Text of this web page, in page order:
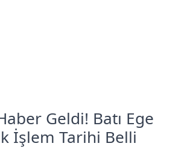
Geldi! Batı Ege
İşlem Tarihi Belli